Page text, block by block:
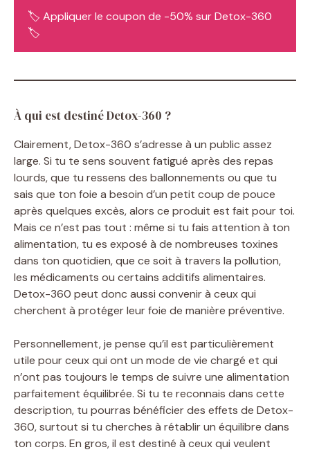
🏷️ Appliquer le coupon de -50% sur Detox-360
🏷️
À qui est destiné Detox-360 ?
Clairement, Detox-360 s’adresse à un public assez
large. Si tu te sens souvent fatigué après des repas
lourds, que tu ressens des ballonnements ou que tu
sais que ton foie a besoin d’un petit coup de pouce
après quelques excès, alors ce produit est fait pour toi.
Mais ce n’est pas tout : même si tu fais attention à ton
alimentation, tu es exposé à de nombreuses toxines
dans ton quotidien, que ce soit à travers la pollution,
les médicaments ou certains additifs alimentaires.
Detox-360 peut donc aussi convenir à ceux qui
cherchent à protéger leur foie de manière préventive.
Personnellement, je pense qu’il est particulièrement
utile pour ceux qui ont un mode de vie chargé et qui
n’ont pas toujours le temps de suivre une alimentation
parfaitement équilibrée. Si tu te reconnais dans cette
description, tu pourras bénéficier des effets de Detox-
360, surtout si tu cherches à rétablir un équilibre dans
ton corps. En gros, il est destiné à ceux qui veulent